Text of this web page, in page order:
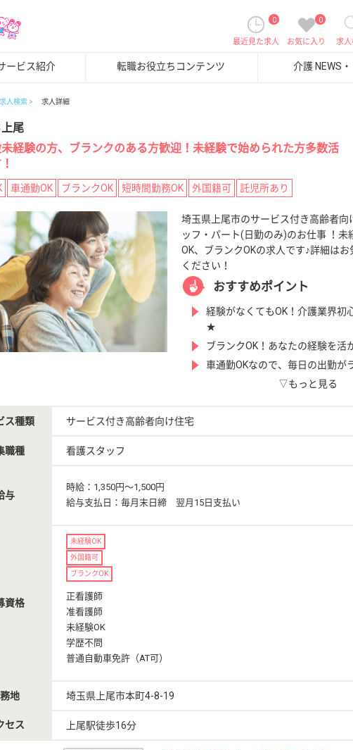
求
0
お気に入り
0
最近見た求人
ービス紹介 転職お役立ちコンテンツ 介護 NEWS
求人検索 求人詳細
尾
経験の方、ブランクのある方歓迎！未経験で始められた方多数活
車通勤OK ブランクOK 短時間勤務OK 外国籍可 託児所あり
埼玉県上尾市のサービス付き高齢者向
ッフ・パート(日勤のみ)のお仕事 ！未
OK、ブランクOKの求人です♪詳細は
ください！
おすすめポイント
経験がなくてもOK！介護業界初
★
ブランクOK！あなたの経験を活
車通勤OKなので、毎日の出勤が
▽もっと見る
ス種類 サービス付き高齢者向け住宅
職種 看護スタッフ
与
時給：1,350円〜1,500円
給与支払日：毎月末日締 翌月15日支払い
資格
未経験OK
外国籍可
ブランクOK
正看護師
准看護師
未経験OK
学歴不問
普通自動車免許（AT可）
地 埼玉県上尾市本町4-8-19
セス 上尾駅徒歩16分